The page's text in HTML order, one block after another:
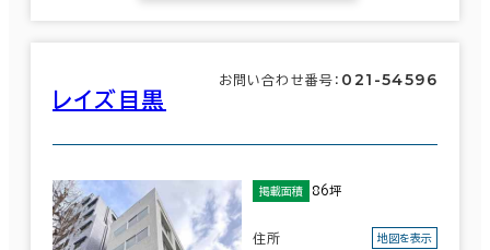
レイズ目黒
お問い合わせ番号： 021-54596
掲載面積 86坪
住所
地図を表示